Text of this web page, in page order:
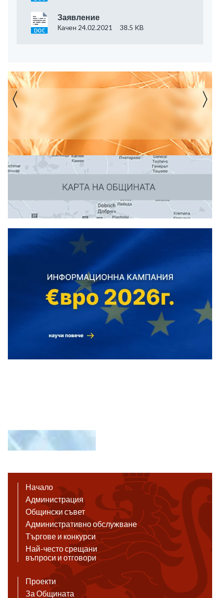
Заявление
Качен 24.02.2021 38.5 KB
Начало
Администрация
Общински съвет
Административно обслужване
Търгове и конкурси
Най-често срещани
въпроси и отговори
Проекти
За Общината